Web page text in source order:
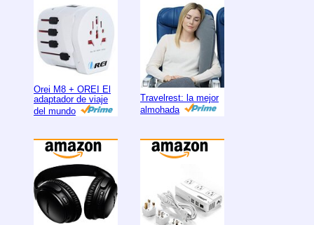
Orei M8 + OREI El
adaptador de viaje
del mundo
Travelrest: la mejor
almohada